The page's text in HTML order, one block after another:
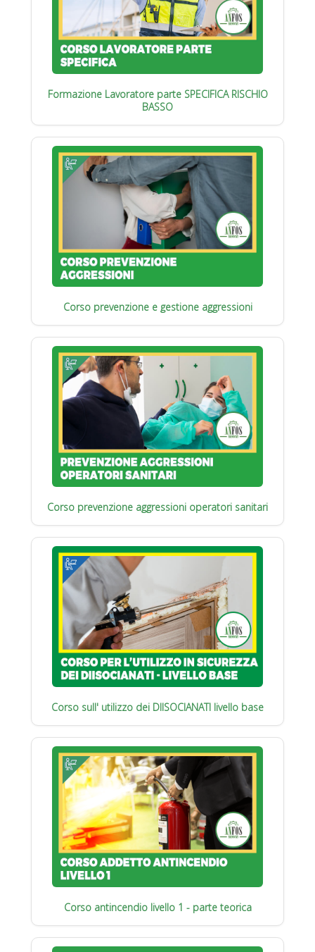
Formazione Lavoratore parte SPECIFICA RISCHIO
BASSO
Corso prevenzione e gestione aggressioni
Corso prevenzione aggressioni operatori sanitari
Corso sull' utilizzo dei DIISOCIANATI livello base
Corso antincendio livello 1 - parte teorica